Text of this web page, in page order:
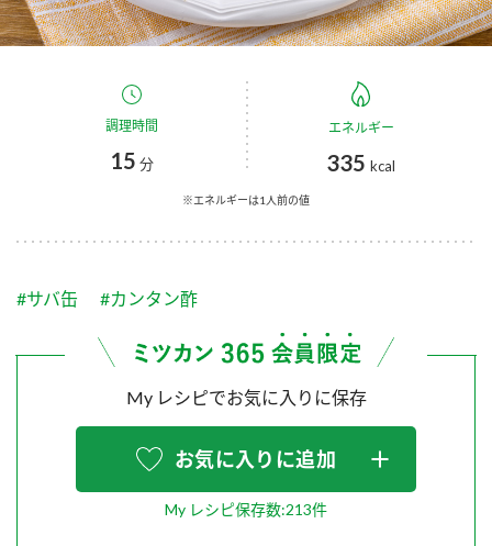
つゆ たれ
スープ 中華
ふりかけ
炊き込みご飯の素 米飯用調味液
くらしプラ酢
お酢ドリンク
つゆ
鍋なび
PIN印
スペシャルサイト
国内事業概要
企業理念
ミツカンの歴史
ミツカンを知る
環境への取り組み
ZENB initiative
MIM（ミツカンミュージアム）
販売終了製品のご案内
よくあるご質問
調理時間
15 分
エネルギー
335 kcal
※エネルギーは1人前の値
#サバ缶 #カンタン酢
My レシピでお気に入りに保存
お気に入りに追加
My レシピ保存数:213件